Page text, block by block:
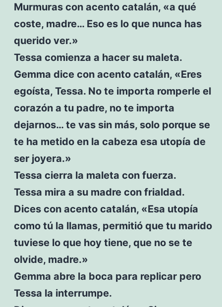
Murmuras con acento catalán, «a qué
coste, madre… Eso es lo que nunca has
querido ver.»
Tessa comienza a hacer su maleta.
Gemma dice con acento catalán, «Eres
egoísta, Tessa. No te importa romperle el
corazón a tu padre, no te importa
dejarnos… te vas sin más, solo porque se
te ha metido en la cabeza esa utopía de
ser joyera.»
Tessa cierra la maleta con fuerza.
Tessa mira a su madre con frialdad.
Dices con acento catalán, «Esa utopía
como tú la llamas, permitió que tu marido
tuviese lo que hoy tiene, que no se te
olvide, madre.»
Gemma abre la boca para replicar pero
Tessa la interrumpe.